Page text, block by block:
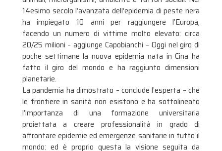
14esimo secolo l’avanzata dell’epidemia di peste nera
ha impiegato 10 anni per raggiungere l’Europa,
facendo un numero di vittime molto elevato: circa
20/25 milioni – aggiunge Capobianchi – Oggi nel giro di
poche settimane la nuova epidemia nata in Cina ha
fatto il giro del mondo e ha raggiunto dimensioni
planetarie.
La pandemia ha dimostrato – conclude l’esperta – che
le frontiere in sanità non esistono e ha sottolineato
l’importanza di una formazione universitaria
proiettata a creare professionalità in grado di
affrontare epidemie ed emergenze sanitarie in tutto il
mondo: ed è proprio questa la visione seguita da